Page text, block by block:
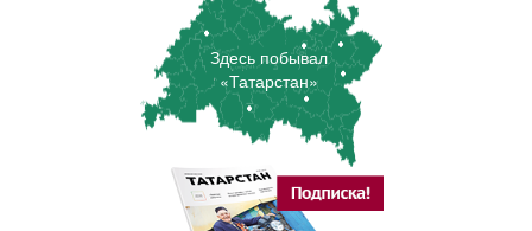
Здесь побывал
«Татарстан»